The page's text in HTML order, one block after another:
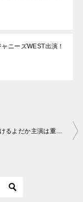
ニーズWEST出演！
宇宙を駆けるよだか主演は重岡大毅、神山智洋のW主演！